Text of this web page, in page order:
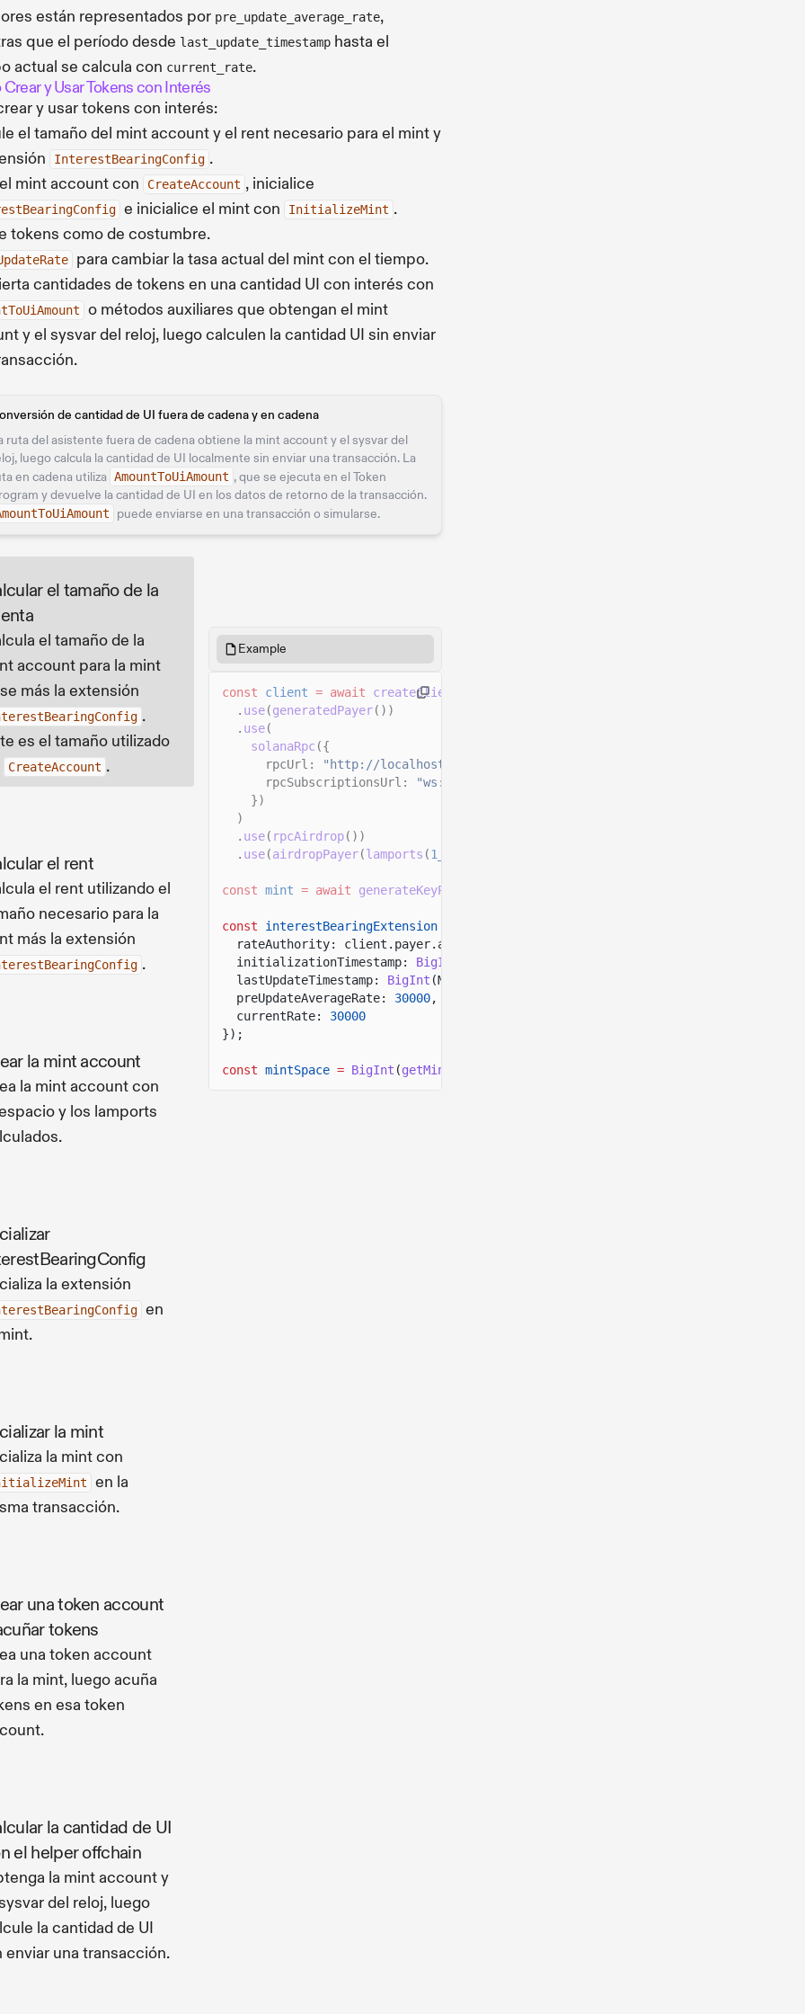
están representados por pre_update_average_rate,
que el período desde last_update_timestamp hasta el
actual se calcula con current_rate.
y Usar Tokens con Interés
y usar tokens con interés:
el tamaño del mint account y el rent necesario para el mint y
InterestBearingConfig .
mint account con
CreateAccount , inicialice
e inicialice el mint con InitializeMint .
tokens como de costumbre.
para cambiar la tasa actual del mint con el tiempo.
cantidades de tokens en una cantidad UI con interés con
o métodos auxiliares que obtengan el mint
y el sysvar del reloj, luego calculen la cantidad UI sin enviar
de cantidad de UI fuera de cadena y en cadena
ruta del asistente fuera de cadena obtiene la mint account y el sysvar del
luego calcula la cantidad de UI localmente sin enviar una transacción. La
en cadena utiliza AmountToUiAmount , que se ejecuta en el Token
y devuelve la cantidad de UI en los datos de retorno de la transacción.
puede enviarse en una transacción o simularse.
el tamaño de la
el tamaño de la
account para la mint
más la extensión
.
es el tamaño utilizado
CreateAccount .
el rent
el rent utilizando el
necesario para la
más la extensión
.
la mint account
la mint account con
y los lamports
la extensión
en
la mint
la mint con
en la
transacción.
una token account
tokens
una token account
la mint, luego acuña
en esa token
la cantidad de UI
el helper offchain
la mint account y
del reloj, luego
la cantidad de UI
enviar una transacción.
Example
const client = await createClient
. use(generatedPayer())
. use(
solanaRpc ({
rpcUrl:
"http://localhost:8899"
rpcSubscriptionsUrl:
"ws://localhost:8900"
})
)
. use( rpcAirdrop())
. use(airdropPayer(lamports (1_000_000_000
const mint = await generateKeyPairSigner
const interestBearingExtension
rateAuthority: client.payer.address,
initializationTimestamp:
BigInt
lastUpdateTimestamp:
BigInt (Math.
preUpdateAverageRate:
30000,
currentRate:
30000
});
const mintSpace = BigInt (getMintSize